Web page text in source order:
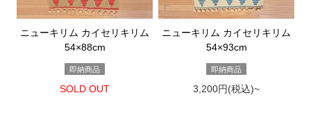
ニューキリム カイセリキリム
54×88cm
即納商品
SOLD OUT
ニューキリム カイセリキリム
54×93cm
即納商品
3,200円(税込)~